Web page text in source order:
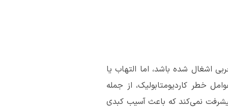
کبد وجود دارد، به طوری که بیشتر از 5٪ حجم کبد با چربی اشغال شده باشد، اما التهاب یا
خطر کاردیومتابولیک، از جمله
نمی‌کند که باعث آسیب کبدی